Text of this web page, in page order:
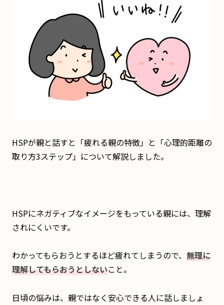
HSPが親と話すと「疲れる親の特徴」と「心理的距離の
取り方3ステップ」について解説しました。
HSPにネガティブなイメージをもっている親には、理解
されにくいです。
わかってもらおうとするほど疲れてしまうので、 無理に
理解してもらおうとしないこと。
日頃の悩みは、親ではなく安心できる人に話しましょ